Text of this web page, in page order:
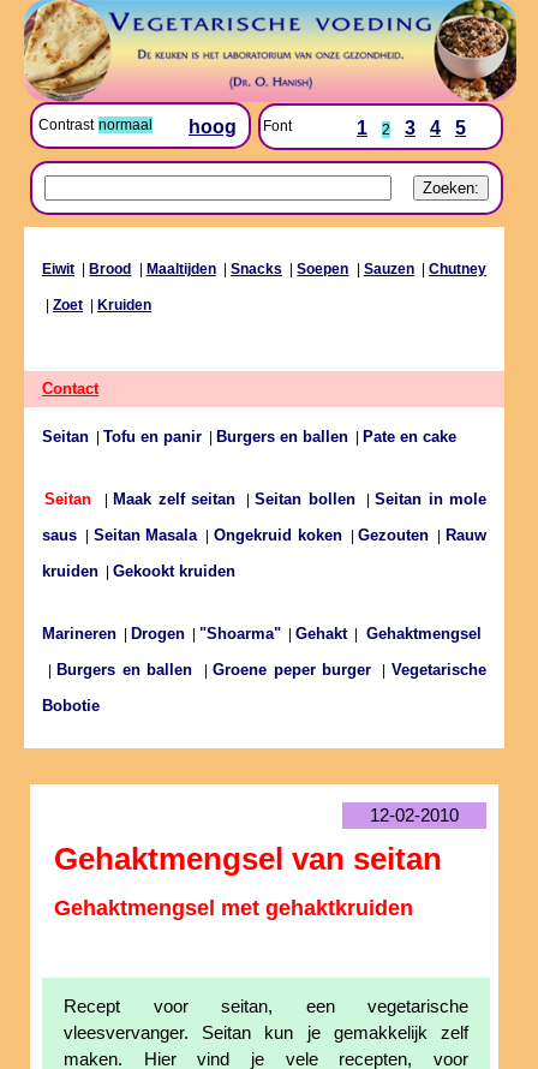
Contrast normaal hoog Font 1 2 3 4 5
Eiwit Brood Maaltijden|Snacks |Soepen Sauzen|Chutney
Zoet Kruiden
Contact
Seitan Tofu en panir Burgers en ballen Pate en cake
Seitan Maak zelf seitan |Seitan bollen|Seitan in mole
saus
Seitan Masala|Ongekruid koken|Gezouten
Rauw
kruiden
Gekookt kruiden
Marineren Drogen "Shoarma" Gehakt| Gehaktmengsel
Burgers en ballen |Groene peper burger |Vegetarische
Bobotie
12-02-2010
Gehaktmengsel van seitan
Gehaktmengsel met gehaktkruiden
Recept voor seitan, een vegetarische
vleesvervanger. Seitan kun je gemakkelijk zelf
maken. Hier vind je vele recepten, voor